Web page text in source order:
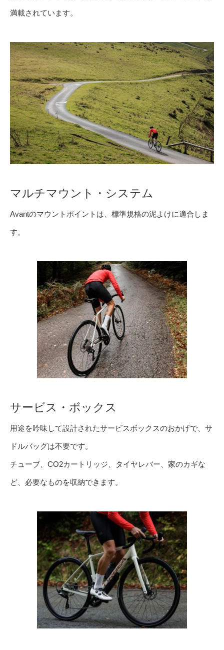
満載されています。
マルチマウント・システム
Avantのマウントポイントは、標準規格の泥よけに適合しま
す。
サービス・ボックス
用途を吟味して設計されたサービスボックスのおかげで、サ
ドルバッグは不要です。
チューブ、CO2カートリッジ、タイヤレバー、家のカギな
ど、必要なものを収納できます。